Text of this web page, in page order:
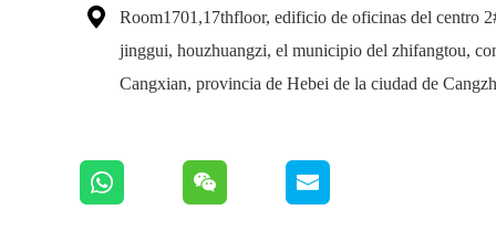

Room1701,17thfloor, edificio de oficinas del centro
jinggui, houzhuangzi, el municipio del zhifangtou,
Cangxian, provincia de Hebei de la ciudad de